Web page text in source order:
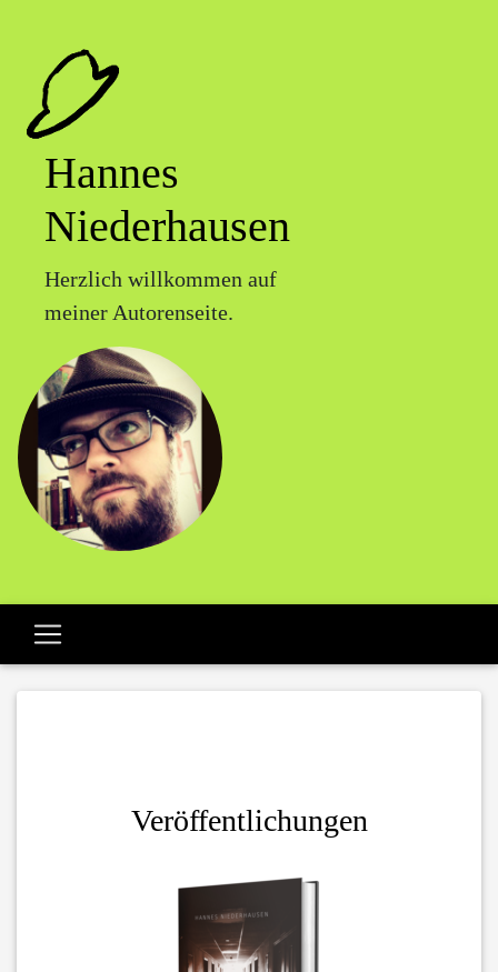
Hannes
Niederhausen
Herzlich willkommen auf
meiner Autorenseite.
Veröffentlichungen